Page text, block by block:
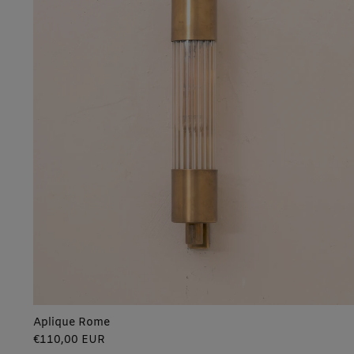
Aplique Rome
Precio
€110,00 EUR